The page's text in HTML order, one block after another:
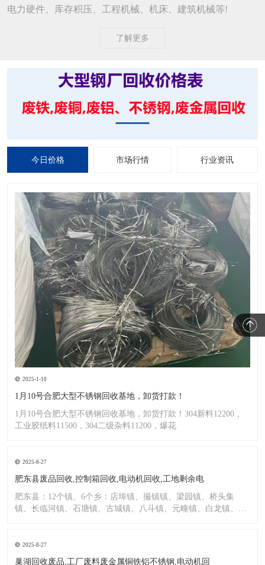
电力硬件、库存积压、工程机械、机床、建筑机械等!
了解更多
今日价格 市场行情 行业资讯
2025-1-10
1月10号合肥大型不锈钢回收基地，卸货打款！
1月10号合肥大型不锈钢回收基地，卸货打款！304新料12200，
工业胶纸料11500，304二级杂料11200，爆花
2025-8-27
肥东县废品回收,控制箱回收,电动机回收,工地剩余电
肥东县：12个镇、6个乡：店埠镇、撮镇镇、梁园镇、桥头集
镇、长临河镇、石塘镇、古城镇、八斗镇、元疃镇、白龙镇、包
2025-8-27
巢湖回收废品,工厂废料废金属铜铁铝不锈钢,电动机回